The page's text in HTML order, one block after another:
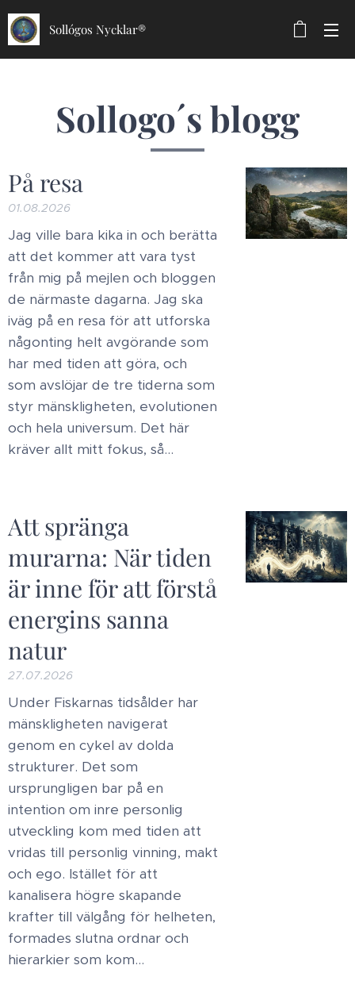
Sollógos Nycklar®
Sollogo´s blogg
På resa
01.08.2026
Jag ville bara kika in och berätta
att det kommer att vara tyst
från mig på mejlen och bloggen
de närmaste dagarna. Jag ska
iväg på en resa för att utforska
någonting helt avgörande som
har med tiden att göra, och
som avslöjar de tre tiderna som
styr mänskligheten, evolutionen
och hela universum. Det här
kräver allt mitt fokus, så...
Att spränga
murarna: När tiden
är inne för att förstå
energins sanna
natur
27.07.2026
Under Fiskarnas tidsålder har
mänskligheten navigerat
genom en cykel av dolda
strukturer. Det som
ursprungligen bar på en
intention om inre personlig
utveckling kom med tiden att
vridas till personlig vinning, makt
och ego. Istället för att
kanalisera högre skapande
krafter till välgång för helheten,
formades slutna ordnar och
hierarkier som kom...